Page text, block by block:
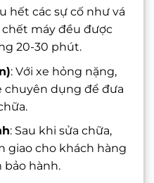
hết các sự cố như vá
chết máy đều được
20-30 phút.
: Với xe hỏng nặng,
chuyên dụng để đưa
: Sau khi sửa chữa,
giao cho khách hàng
bảo hành.